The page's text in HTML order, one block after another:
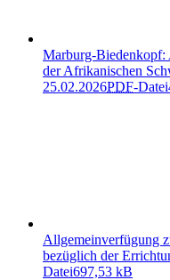
Marburg-Biedenkopf:
der Afrikanischen
25.02.2026PDF-Datei
Allgemeinverfügung
bezüglich der
Datei697,53 kB